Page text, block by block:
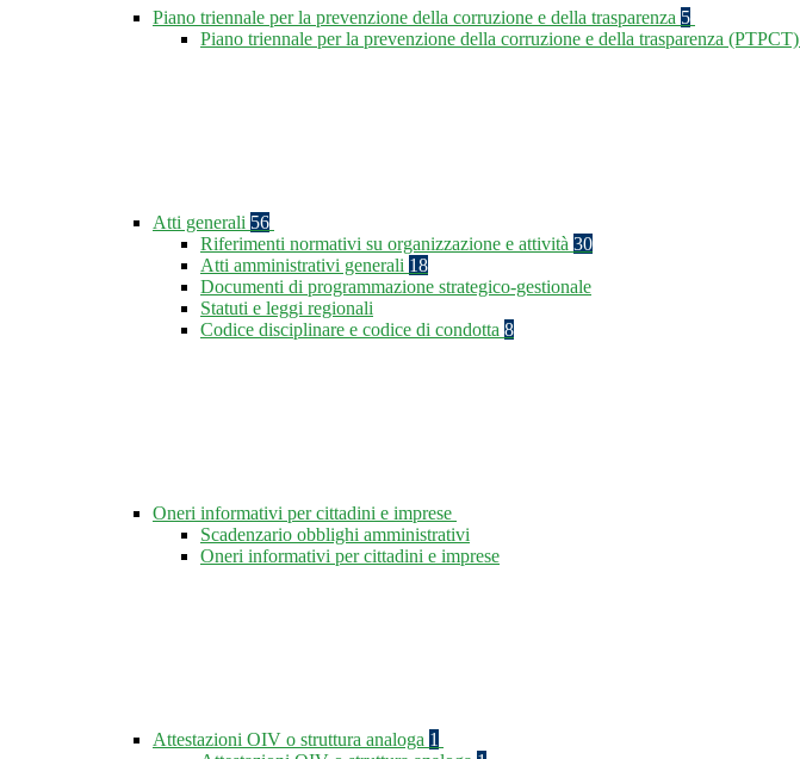
Piano triennale per la prevenzione della corruzione e della trasparenza 5
Piano triennale per la prevenzione della corruzione e della trasparenza (PTPCT)
Atti generali 56
Riferimenti normativi su organizzazione e attività 30
Atti amministrativi generali 18
Documenti di programmazione strategico-gestionale
Statuti e leggi regionali
Codice disciplinare e codice di condotta 8
Oneri informativi per cittadini e imprese
Scadenzario obblighi amministrativi
Oneri informativi per cittadini e imprese
Attestazioni OIV o struttura analoga 1